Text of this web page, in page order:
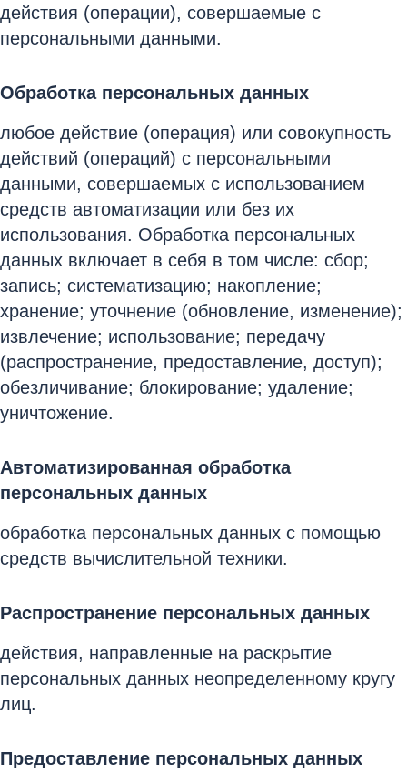
действия (операции), совершаемые с
персональными данными.
Обработка персональных данных
любое действие (операция) или совокупность
действий (операций) с персональными
данными, совершаемых с использованием
средств автоматизации или без их
использования. Обработка персональных
данных включает в себя в том числе: сбор;
запись; систематизацию; накопление;
хранение; уточнение (обновление, изменение);
извлечение; использование; передачу
(распространение, предоставление, доступ);
обезличивание; блокирование; удаление;
уничтожение.
Автоматизированная обработка
персональных данных
обработка персональных данных с помощью
средств вычислительной техники.
Распространение персональных данных
действия, направленные на раскрытие
персональных данных неопределенному кругу
лиц.
Предоставление персональных данных